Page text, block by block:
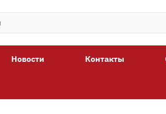
Новости Контакты